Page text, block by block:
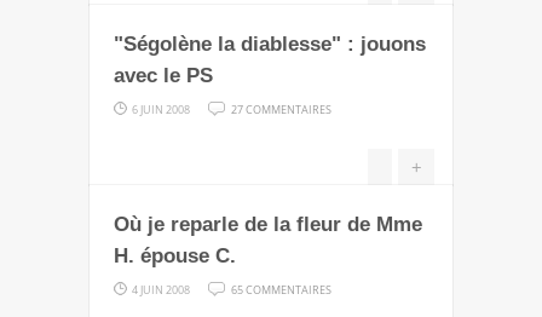
"Ségolène la diablesse" : jouons
avec le PS
6 JUIN 2008 27 COMMENTAIRES
:
+
Où je reparle de la fleur de Mme
H. épouse C.
4 JUIN 2008 65 COMMENTAIRES